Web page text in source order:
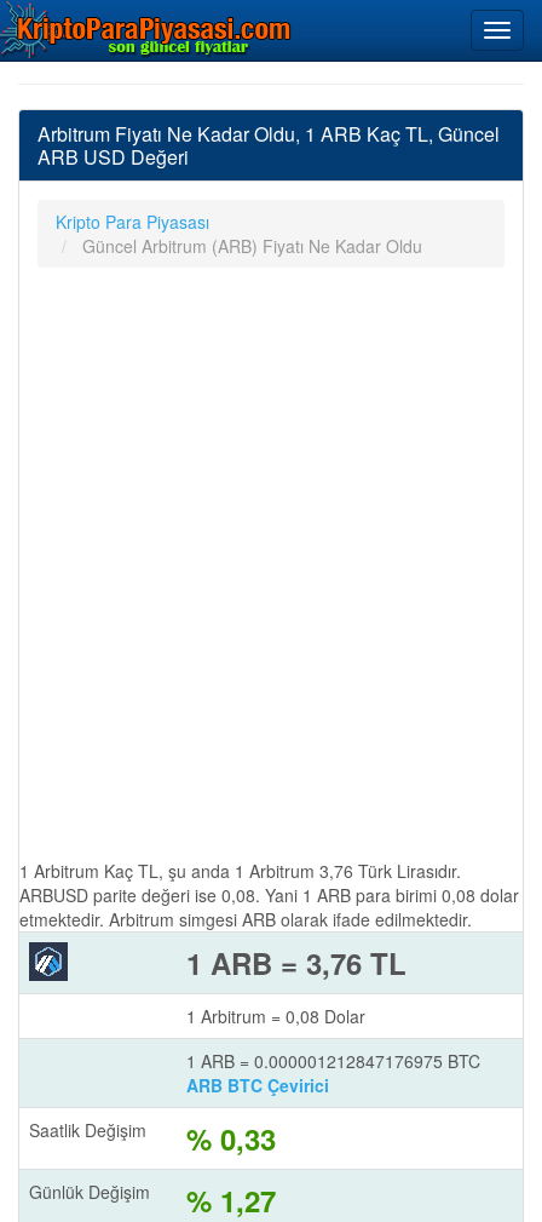
Arbitrum Fiyatı Ne Kadar Oldu, 1 ARB Kaç TL, Güncel
ARB USD Değeri
Kripto Para Piyasası
Güncel Arbitrum (ARB) Fiyatı Ne Kadar Oldu
1 Arbitrum Kaç TL, şu anda 1 Arbitrum 3,76 Türk Lirasıdır.
ARBUSD parite değeri ise 0,08. Yani 1 ARB para birimi 0,08 dolar
etmektedir. Arbitrum simgesi ARB olarak ifade edilmektedir.
1 ARB = 3,76 TL
1 Arbitrum = 0,08 Dolar
1 ARB = 0.000001212847176975 BTC
ARB BTC Çevirici
Saatlik Değişim
% 0,33
Günlük Değişim % 1,27